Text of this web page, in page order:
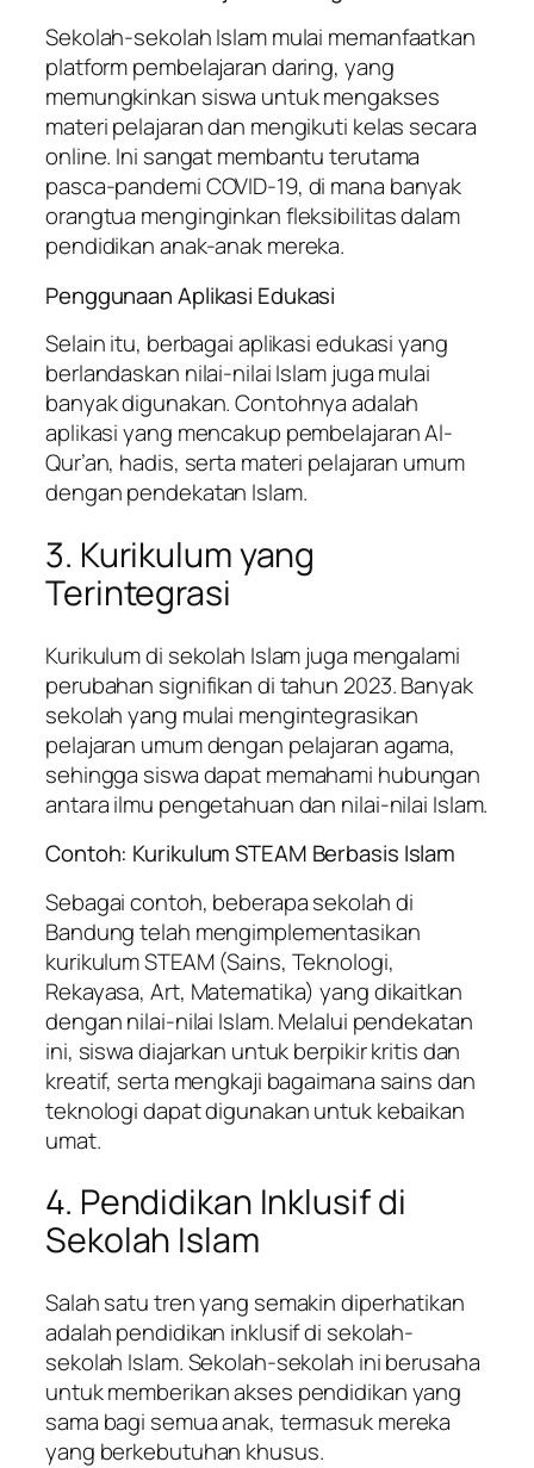
Sekolah-sekolah Islam mulai memanfaatkan
platform pembelajaran daring, yang
memungkinkan siswa untuk mengakses
materi pelajaran dan mengikuti kelas secara
online. Ini sangat membantu terutama
pasca-pandemi COVID-19, di mana banyak
orangtua menginginkan fleksibilitas dalam
pendidikan anak-anak mereka.
Penggunaan Aplikasi Edukasi
Selain itu, berbagai aplikasi edukasi yang
berlandaskan nilai-nilai Islam juga mulai
banyak digunakan. Contohnya adalah
aplikasi yang mencakup pembelajaran Al-
Qur’an, hadis, serta materi pelajaran umum
dengan pendekatan Islam.
3. Kurikulum yang
Terintegrasi
Kurikulum di sekolah Islam juga mengalami
perubahan signifikan di tahun 2023. Banyak
sekolah yang mulai mengintegrasikan
pelajaran umum dengan pelajaran agama,
sehingga siswa dapat memahami hubungan
antara ilmu pengetahuan dan nilai-nilai Islam.
Contoh: Kurikulum STEAM Berbasis Islam
Sebagai contoh, beberapa sekolah di
Bandung telah mengimplementasikan
kurikulum STEAM (Sains, Teknologi,
Rekayasa, Art, Matematika) yang dikaitkan
dengan nilai-nilai Islam. Melalui pendekatan
ini, siswa diajarkan untuk berpikir kritis dan
kreatif, serta mengkaji bagaimana sains dan
teknologi dapat digunakan untuk kebaikan
umat.
4. Pendidikan Inklusif di
Sekolah Islam
Salah satu tren yang semakin diperhatikan
adalah pendidikan inklusif di sekolah-
sekolah Islam. Sekolah-sekolah ini berusaha
untuk memberikan akses pendidikan yang
sama bagi semua anak, termasuk mereka
yang berkebutuhan khusus.